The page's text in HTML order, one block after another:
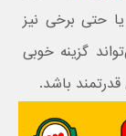
حتی برخی نیز
گزینه خوبی
باشد.